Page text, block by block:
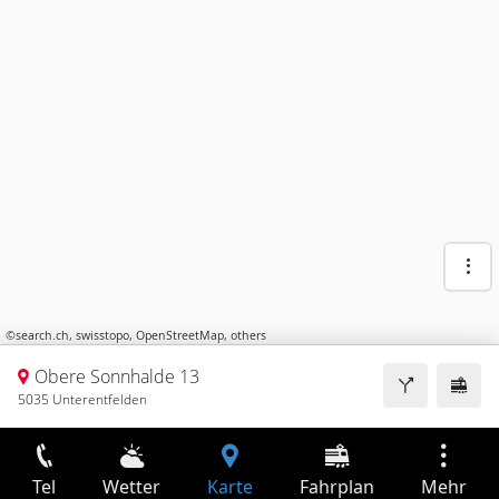
©search.ch, swisstopo, OpenStreetMap, others
Obere Sonnhalde 13
5035 Unterentfelden
Tel Wetter Karte Fahrplan Mehr